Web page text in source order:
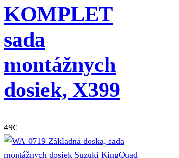
KOMPLET
sada
montážnych
dosiek, X399
49€